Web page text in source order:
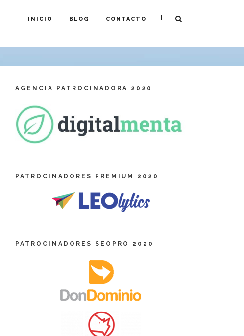
INICIO BLOG CONTACTO
AGENCIA PATROCINADORA 2020
PATROCINADORES PREMIUM 2020
PATROCINADORES SEOPRO 2020